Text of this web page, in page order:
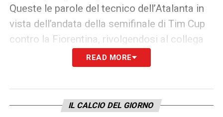
Queste le parole del tecnico dell’Atalanta in
vista dell’andata della semifinale di Tim Cup
contro la Fiorentina, rivolgendosi al collega
«Siete andati forte stasera,
spero vi siate stancati un po’.Credo che
una occasione unica per noi e la Fiorentina,
READ MORE
IL CALCIO DEL GIORNO